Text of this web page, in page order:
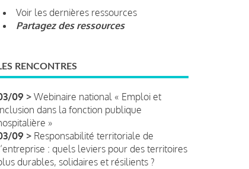
Voir les dernières ressources
Partagez des ressources
RENCONTRES
09 > Webinaire national « Emploi et
dans la fonction publique
»
09 > Responsabilité territoriale de
: quels leviers pour des territoires
durables, solidaires et résilients ?